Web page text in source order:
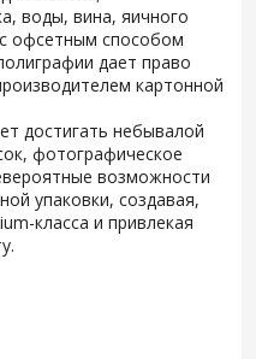
воды, вина, яичного
офсетным способом
дает право
картонной
достигать небывалой
фотографическое
возможности
упаковки, создавая,
класса и привлекая